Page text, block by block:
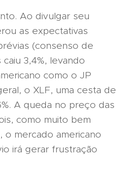
Ao divulgar seu
as expectativas
(consenso de
3,4%, levando
como o JP
o XLF, uma cesta de
A queda no preço das
como muito bem
o mercado americano
irá gerar frustração